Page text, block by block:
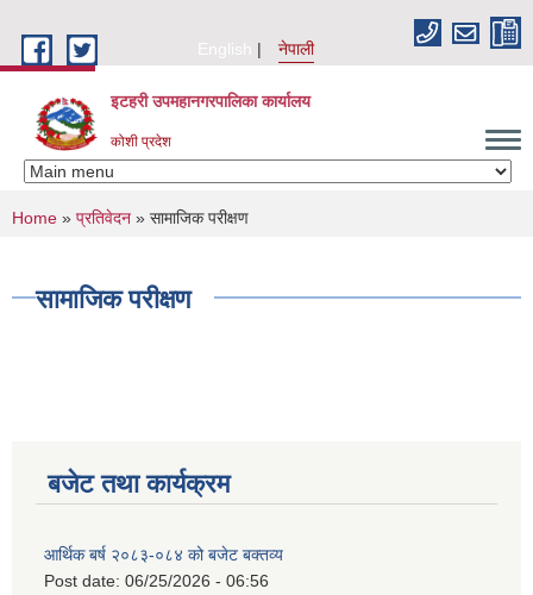
English
नेपाली
इटहरी उपमहानगरपालिका कार्यालय
कोशी प्रदेश
You are here
Home » प्रतिवेदन » सामाजिक परीक्षण
सामाजिक परीक्षण
बजेट तथा कार्यक्रम
आर्थिक बर्ष २०८३-०८४ को बजेट बक्तव्य
Post date: 06/25/2026 - 06:56